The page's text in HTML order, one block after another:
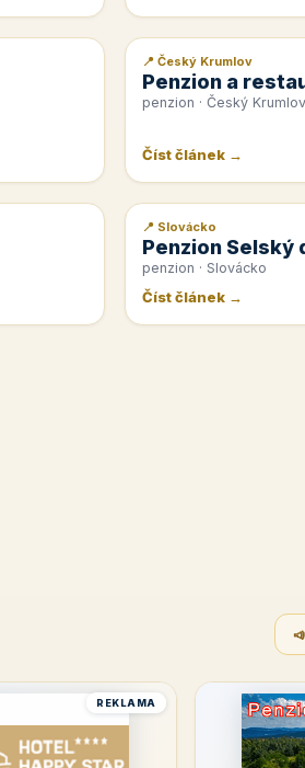
📰 PR článek
📍 Český Krumlov
Penzion a
penzion · Český Krumlov
Číst článek →
📰 PR článek
📍 Slovácko
Penzion Selský
penzion · Slovácko
Číst článek →
REKLAMA